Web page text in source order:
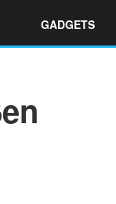
GADGETS